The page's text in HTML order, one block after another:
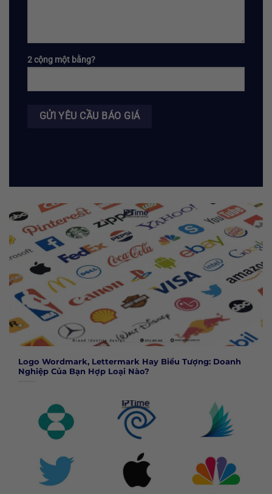
2 cộng một bằng?
Logo Wordmark, Lettermark Hay Biểu Tượng: Doanh
Nghiệp Của Bạn Hợp Loại Nào?